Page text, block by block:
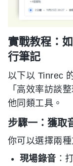
實戰教程：
行筆記
以下以 Tinrec
「高效率訪談
他同類工具。
步驟一：獲取
你可以選擇兩種
現場錄音 ：